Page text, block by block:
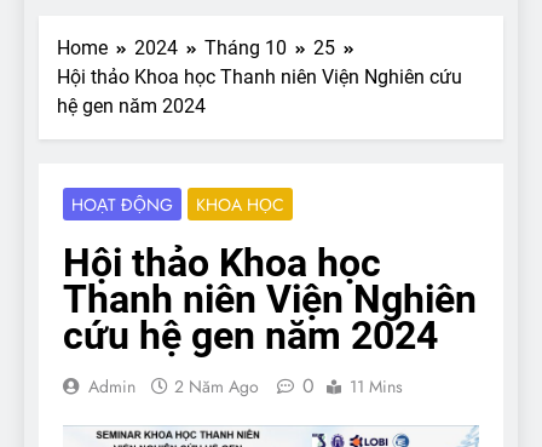
Home 2024 Tháng 10
25
Hội thảo Khoa học Thanh niên Viện Nghiên cứu
hệ gen năm 2024
HOẠT ĐỘNG KHOA HỌC
Hội thảo Khoa học
Thanh niên Viện Nghiên
cứu hệ gen năm 2024
Admin 2 Năm Ago 0 11 Mins